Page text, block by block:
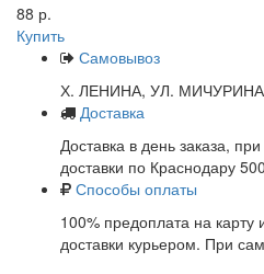
88 р.
Купить
Самовывоз
Х. ЛЕНИНА, УЛ. МИЧУРИНА
Доставка
Доставка в день заказа,
доставки по Краснодару
Способы оплаты
100% предоплата на карту
доставки курьером. При